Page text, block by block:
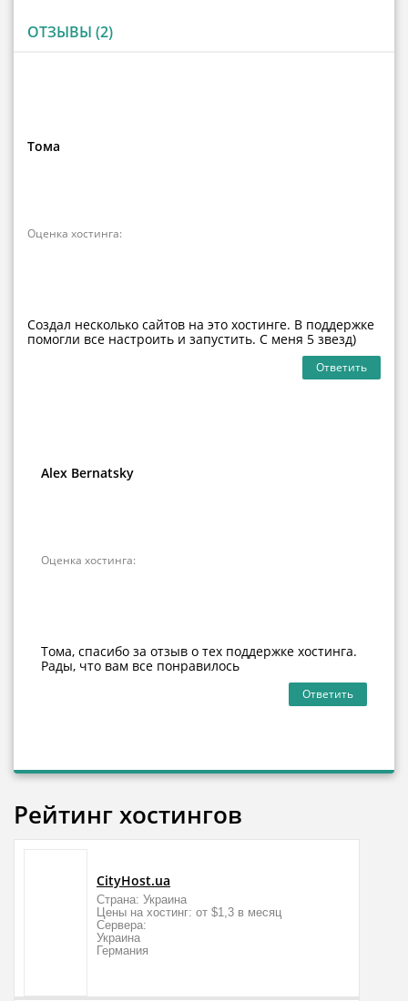
ОТЗЫВЫ (2)
Тома
Оценка хостинга:
Создал несколько сайтов на это хостинге. В поддержке
помогли все настроить и запустить. С меня 5 звезд)
Ответить
Alex Bernatsky
Оценка хостинга:
Тома, спасибо за отзыв о тех поддержке хостинга.
Рады, что вам все понравилось
Ответить
Рейтинг хостингов
CityHost.ua
Страна: Украина
Цены на хостинг: от $1,3 в месяц
Сервера:
Украина
Германия